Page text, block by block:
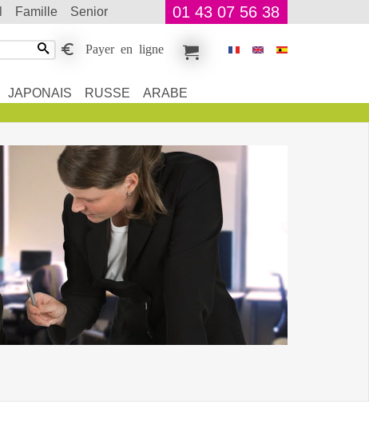
famille senior 01 43 07 56 38
Payer en ligne
JAPONAIS RUSSE
ARABE